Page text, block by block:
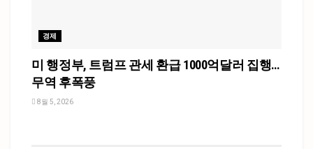
경제
미 행정부, 트럼프 관세 환급 1000억달러 집행…
무역 후폭풍
8월 5, 2026